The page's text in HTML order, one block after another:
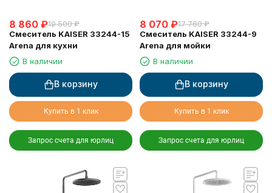
8 860 ₽19 500 ₽
Смеситель KAISER 33244-15
Arena для кухни
В наличии
В корзину
Купить в 1 клик
Запрос счета для юрлиц
8 070 ₽17 760 ₽
Смеситель KAISER 33244-9
Arena для мойки
В наличии
В корзину
Купить в 1 клик
Запрос счета для юрлиц